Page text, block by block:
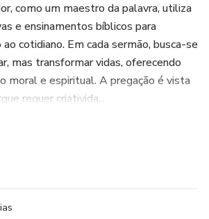
como um maestro da palavra, utiliza
e ensinamentos bíblicos para
cotidiano. Em cada sermão, busca-se
mas transformar vidas, oferecendo
moral e espiritual. A pregação é vista
requer criativida...